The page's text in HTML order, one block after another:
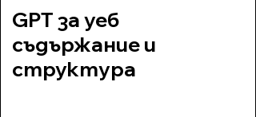
GPT за уеб
съдържание и
структура